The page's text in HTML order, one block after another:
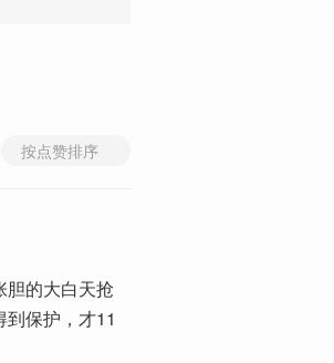
按点赞排序
胆的大白天抢
保护，才11